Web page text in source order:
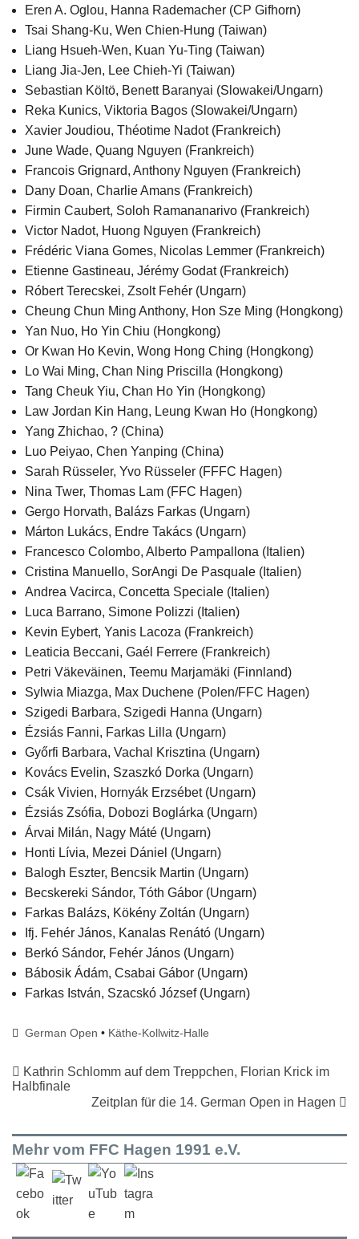
Eren A. Oglou, Hanna Rademacher (CP Gifhorn)
Tsai Shang-Ku, Wen Chien-Hung (Taiwan)
Liang Hsueh-Wen, Kuan Yu-Ting (Taiwan)
Liang Jia-Jen, Lee Chieh-Yi (Taiwan)
Sebastian Költö, Benett Baranyai (Slowakei/Ungarn)
Reka Kunics, Viktoria Bagos (Slowakei/Ungarn)
Xavier Joudiou, Théotime Nadot (Frankreich)
June Wade, Quang Nguyen (Frankreich)
Francois Grignard, Anthony Nguyen (Frankreich)
Dany Doan, Charlie Amans (Frankreich)
Firmin Caubert, Soloh Ramananarivo (Frankreich)
Victor Nadot, Huong Nguyen (Frankreich)
Frédéric Viana Gomes, Nicolas Lemmer (Frankreich)
Etienne Gastineau, Jérémy Godat (Frankreich)
Róbert Terecskei, Zsolt Fehér (Ungarn)
Cheung Chun Ming Anthony, Hon Sze Ming (Hongkong)
Yan Nuo, Ho Yin Chiu (Hongkong)
Or Kwan Ho Kevin, Wong Hong Ching (Hongkong)
Lo Wai Ming, Chan Ning Priscilla (Hongkong)
Tang Cheuk Yiu, Chan Ho Yin (Hongkong)
Law Jordan Kin Hang, Leung Kwan Ho (Hongkong)
Yang Zhichao, ? (China)
Luo Peiyao, Chen Yanping (China)
Sarah Rüsseler, Yvo Rüsseler (FFFC Hagen)
Nina Twer, Thomas Lam (FFC Hagen)
Gergo Horvath, Balázs Farkas (Ungarn)
Márton Lukács, Endre Takács (Ungarn)
Francesco Colombo, Alberto Pampallona (Italien)
Cristina Manuello, SorAngi De Pasquale (Italien)
Andrea Vacirca, Concetta Speciale (Italien)
Luca Barrano, Simone Polizzi (Italien)
Kevin Eybert, Yanis Lacoza (Frankreich)
Leaticia Beccani, Gaél Ferrere (Frankreich)
Petri Väkeväinen, Teemu Marjamäki (Finnland)
Sylwia Miazga, Max Duchene (Polen/FFC Hagen)
Szigedi Barbara, Szigedi Hanna (Ungarn)
Ézsiás Fanni, Farkas Lilla (Ungarn)
Győrfi Barbara, Vachal Krisztina (Ungarn)
Kovács Evelin, Szaszkó Dorka (Ungarn)
Csák Vivien, Hornyák Erzsébet (Ungarn)
Ézsiás Zsófia, Dobozi Boglárka (Ungarn)
Árvai Milán, Nagy Máté (Ungarn)
Honti Lívia, Mezei Dániel (Ungarn)
Balogh Eszter, Bencsik Martin (Ungarn)
Becskereki Sándor, Tóth Gábor (Ungarn)
Farkas Balázs, Kökény Zoltán (Ungarn)
Ifj. Fehér János, Kanalas Renátó (Ungarn)
Berkó Sándor, Fehér János (Ungarn)
Bábosik Ádám, Csabai Gábor (Ungarn)
Farkas István, Szacskó József (Ungarn)
German Open • Käthe-Kollwitz-Halle
Kathrin Schlomm auf dem Treppchen, Florian Krick im
Halbfinale
Zeitplan für die 14. German Open in Hagen
Mehr vom FFC Hagen 1991 e.V.